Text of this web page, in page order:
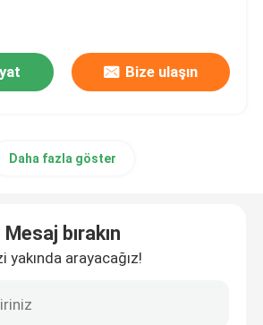
Bize ulaşın
Daha fazla göster
Mesaj bırakın
yakında arayacağız!